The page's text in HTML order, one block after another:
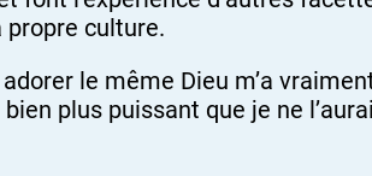
propre culture.
le même Dieu m’a
plus puissant que je ne